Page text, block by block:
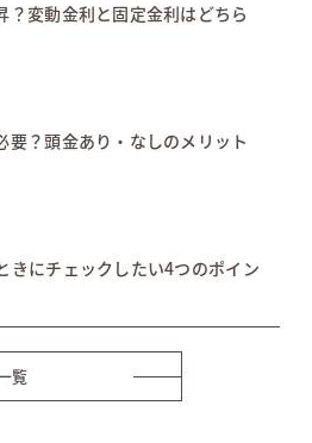
？変動金利と固定金利はどちら
要？頭金あり・なしのメリット
きにチェックしたい4つのポイン
覧